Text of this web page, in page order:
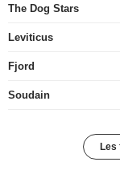
The Dog Stars
Leviticus
Fjord
Soudain
Les